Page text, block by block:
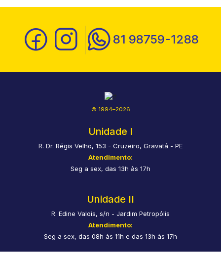
81 98759-1288
© 1994–2026
Unidade I
R. Dr. Régis Velho, 153 - Cruzeiro, Gravatá - PE
Atendimento:
Seg a sex, das 13h às 17h
Unidade II
R. Edine Valois, s/n - Jardim Petropólis
Atendimento:
Seg a sex, das 08h às 11h e das 13h às 17h